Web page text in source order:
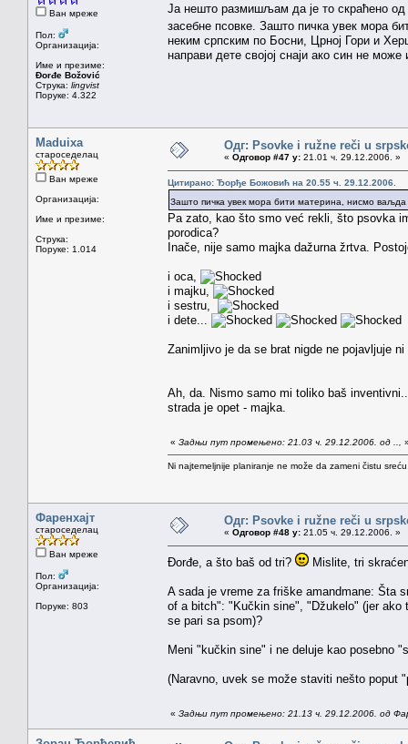
Ван мреже
Пол:
Организација:
Име и презиме:
Đorđe Božović
Струка: lingvist
Поруке: 4.322
Ја нешто размишљам да је то скраћено од
засебне псовке. Зашто пичка увек мора
неким српским по Босни, Црној Гори и
направи дете својој снаји ако син не
Maduixa
староседелац
Ван мреже
Организација:
Име и презиме:
Струка:
Поруке: 1.014
Одг: Psovke i ružne reči u
« Одговор #47 у: 21.01 ч. 29.12.2006. »
Цитирано: Ђорђе Божовић на 20.55 ч. 29.12.2006.
Зашто пичка увек мора бити материна, нисмо
Pa zato, kao što smo već rekli, što psovka
porodica?
Inače, nije samo majka dažurna žrtva.
i oca,
i majku,
i sestru,
i dete...
Zanimljivo je da se brat nigde ne pojavljuje
Ah, da. Nismo samo mi toliko baš
strada je opet - majka.
« Задњи пут промењено: 21.03 ч. 29.12.2006. од ..,
Ni najtemeljnije planiranje ne može da zameni čistu
Фаренхајт
староседелац
Ван мреже
Пол:
Организација:
Поруке: 803
Одг: Psovke i ružne reči u
« Одговор #48 у: 21.05 ч. 29.12.2006. »
Đorđe, a što baš od tri? Mislite, tri
A sada je vreme za friške amandmane: Šta
of a bitch": "Kučkin sine", "Džukelo" (jer
se pari sa psom)?
Meni "kučkin sine" i ne deluje kao posebno
(Naravno, uvek se može staviti nešto poput
« Задњи пут промењено: 21.13 ч. 29.12.2006. од